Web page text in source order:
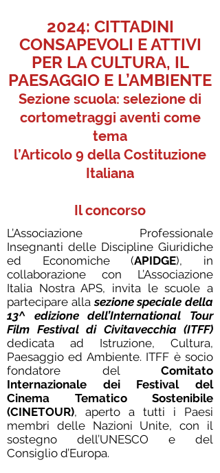
2024: CITTADINI
CONSAPEVOLI E ATTIVI
PER LA CULTURA, IL
PAESAGGIO E L’AMBIENTE
Sezione scuola: selezione di
cortometraggi aventi come
tema
l’Articolo 9 della Costituzione
Italiana
Il concorso
L’Associazione Professionale
Insegnanti delle Discipline Giuridiche
ed Economiche (APIDGE), in
collaborazione con L’Associazione
Italia Nostra APS, invita le scuole a
partecipare allasezione speciale della
13^ edizione dell’International Tour
Film Festival di Civitavecchia (ITFF)
dedicata ad Istruzione, Cultura,
Paesaggio ed Ambiente. ITFF è socio
fondatore del Comitato
Internazionale dei Festival del
Cinema Tematico Sostenibile
(CINETOUR), aperto a tutti i Paesi
membri delle Nazioni Unite, con il
sostegno dell’UNESCO e del
Consiglio d’Europa.